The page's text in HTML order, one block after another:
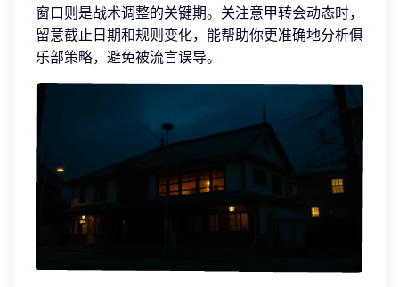
窗口则是战术调整的关键期。关注意甲转会动态时，
留意截止日期和规则变化，能帮助你更准确地分析俱
乐部策略，避免被流言误导。